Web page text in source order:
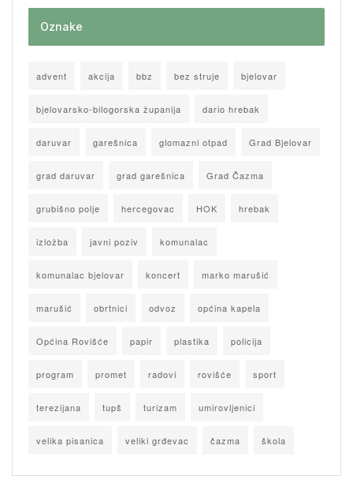
Oznake
advent akcija bbz bez struje bjelovar
bjelovarsko-bilogorska županija dario hrebak
daruvar garešnica glomazni otpad Grad Bjelovar
grad daruvar grad garešnica Grad Čazma
grubišno polje hercegovac HOK hrebak
izložba javni poziv komunalac
komunalac bjelovar koncert marko marušić
marušić obrtnici odvoz općina kapela
Općina Rovišće papir plastika policija
program promet radovi rovišće sport
terezijana tupš turizam umirovljenici
velika pisanica veliki grđevac čazma škola